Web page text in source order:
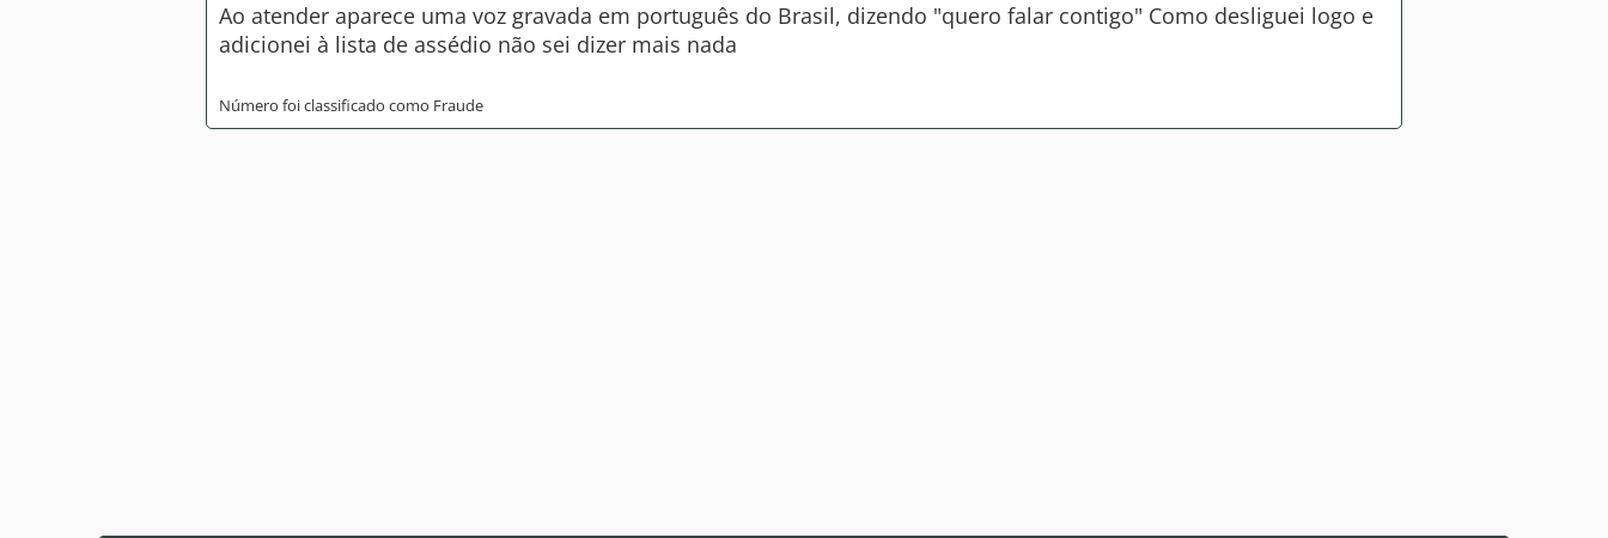
Ao atender aparece uma voz gravada em português do Brasil, dizendo "quero falar contigo" Como desliguei logo e
adicionei à lista de assédio não sei dizer mais nada
Número foi classificado como Fraude